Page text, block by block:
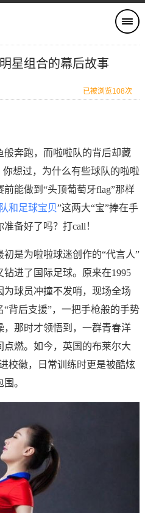
星组合的幕后故事
已被浏览108次
奔跑，而啦啦队的背后却藏
想过，为什么有些球队的啦啦
能做到“头顶葡萄牙flag”那样
和足球宝贝”这两大“宝”捧在手
备好了吗？打call！
是为啦啦球迷创作的“代言人”
进了国际足球。原来在1995
球员冲撞不发哨，现场全场
背后支援”，一把手枪般的手势
那时才领悟到，一群青春洋
燃。如今，英国的布莱尔大
校徽，日常训练时更是被酷炫
。